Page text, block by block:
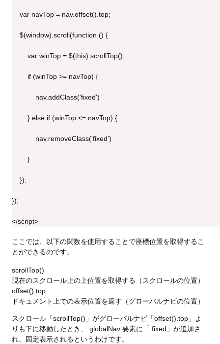
    var navTop = nav.offset().top;
    $(window).scroll(function () {
        var winTop = $(this).scrollTop();
        if (winTop >= navTop) {
            nav.addClass('fixed')
        } else if (winTop <= navTop) {
            nav.removeClass('fixed')
        }
    });
});
</script>
ここでは、以下の関数を使用することで座標位置を取得するこ
とができるのです。
scrollTop()
現在のスクロール上の上位置を取得する（スクロールの位置）
offset().top
ドキュメント上での表示位置を返す（グローバルナビの位置）
スクロール「scrollTop()」がグローバルナビ「offset().top」よ
りも下に移動したとき、 globalNav 要素に「.fixed」が追加さ
れ、固定表示されるというわけです。